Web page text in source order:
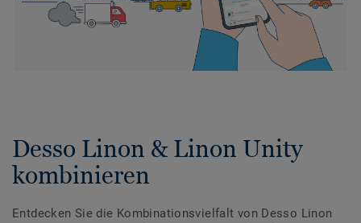
Desso Linon & Linon Unity
kombinieren
Entdecken Sie die Kombinationsvielfalt von Desso Linon